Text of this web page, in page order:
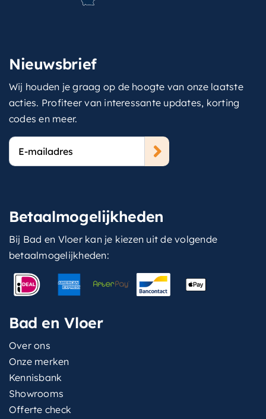
Nieuwsbrief
Wij houden je graag op de hoogte van onze laatste
acties. Profiteer van interessante updates, korting
codes en meer.
E-
mailadres
Betaalmogelijkheden
Bij Bad en Vloer kan je kiezen uit de volgende
betaalmogelijkheden:
Bad en Vloer
Over ons
Onze merken
Kennisbank
Showrooms
Offerte check